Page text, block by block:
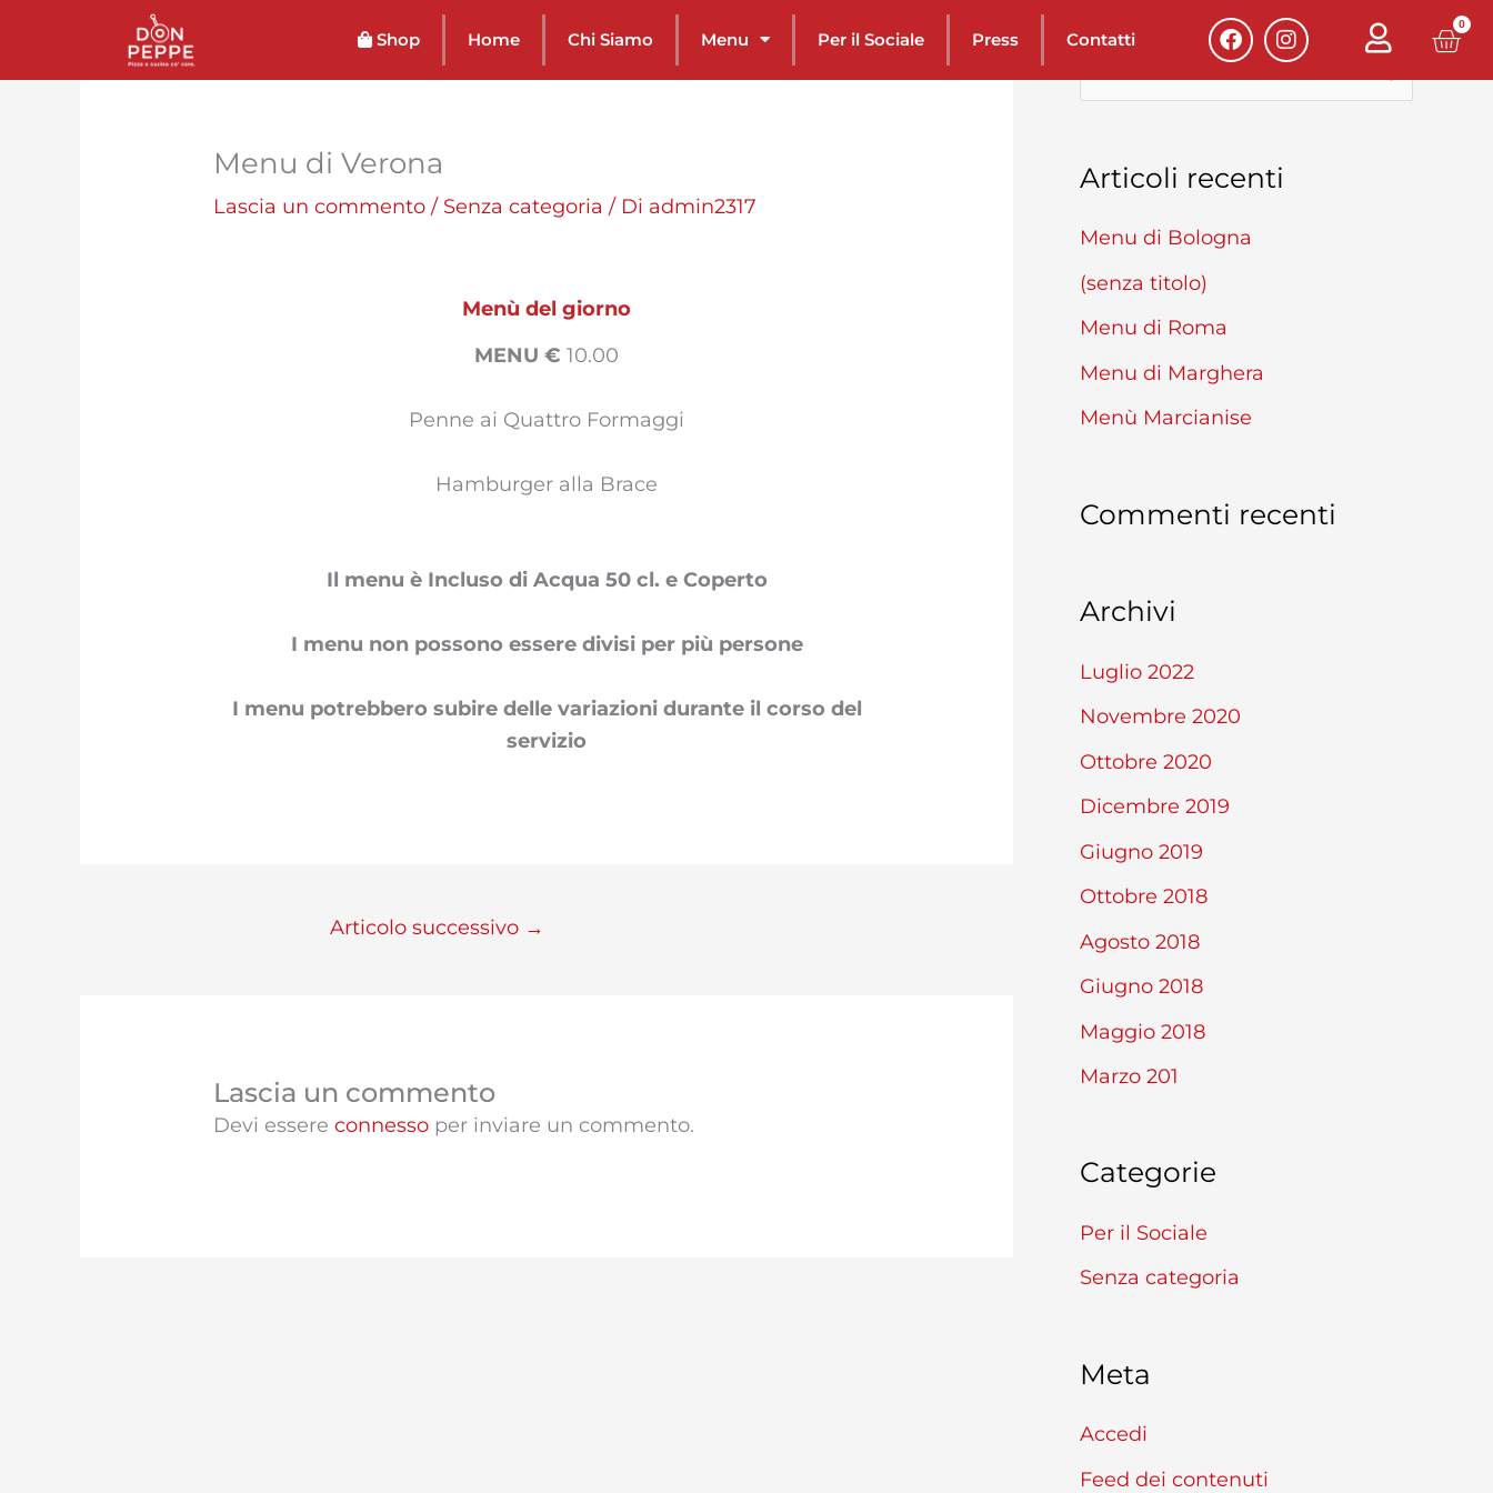
contenuto
Shop Home Chi Siamo Menu Per il Sociale Press Contatti
F
a
e
k
I
n
t
0
Menu di Verona
Lascia un commento / Senza categoria / Di admin2317
Menù del giorno
MENU € 10.00
Penne ai Quattro Formaggi
Hamburger alla Brace
Il menu è Incluso di Acqua 50 cl. e Coperto
I menu non possono essere divisi per più persone
I menu potrebbero subire delle variazioni durante il corso del
servizio
Articolo successivo →
Lascia un commento
Devi essereconnesso per inviare un commento.
C
a
:
Articoli recenti
Menu di Bologna
(senza titolo)
Menu di Roma
Menu di Marghera
Menù Marcianise
Commenti recenti
Archivi
Luglio 2022
Novembre 2020
Ottobre 2020
Dicembre 2019
Giugno 2019
Ottobre 2018
Agosto 2018
Giugno 2018
Maggio 2018
Marzo 201
Categorie
Per il Sociale
Senza categoria
Meta
Accedi
Feed dei contenuti